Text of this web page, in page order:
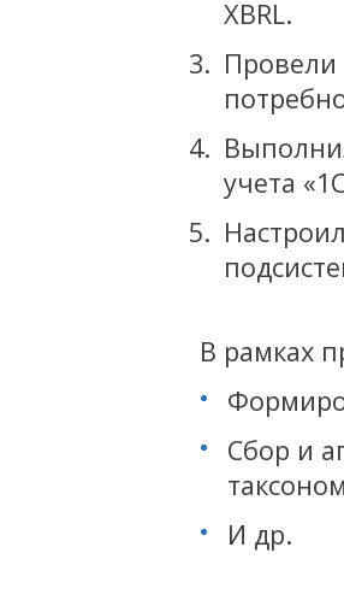
XBRL.
учета
В рамках
Сбор и
И др.